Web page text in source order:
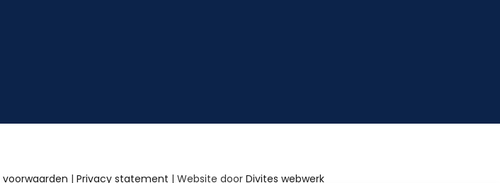
voorwaarden | Privacy statement | Website door Divites webwerk